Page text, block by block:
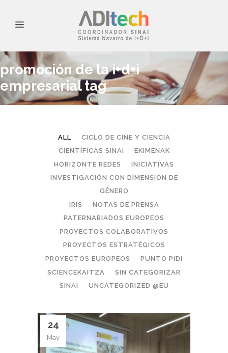
promoción de la i+d+i
empresarial tag
ALL
CICLO DE CINE Y CIENCIA
CIENTÍFICAS SINAI
EKIMENAK
HORIZONTE REDES
INICIATIVAS
INVESTIGACIÓN CON DIMENSIÓN DE
GÉNERO
IRIS
NOTAS DE PRENSA
PATERNARIADOS EUROPEOS
PROYECTOS COLABORATIVOS
PROYECTOS ESTRATÉGICOS
PROYECTOS EUROPEOS
PUNTO PIDI
SCIENCEKAITZA
SIN CATEGORIZAR
SINAI
UNCATEGORIZED @EU
24
May